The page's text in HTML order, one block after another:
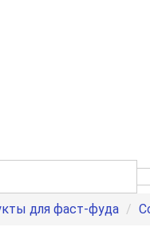
для фаст-фуда